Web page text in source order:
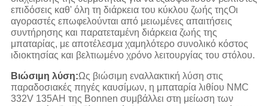
επιδόσεις καθ' όλη τη διάρκεια του κύκλου ζωής τηςΟι
αγοραστές επωφελούνται από μειωμένες απαιτήσεις
συντήρησης και παρατεταμένη διάρκεια ζωής της
μπαταρίας, με αποτέλεσμα χαμηλότερο συνολικό κόστος
ιδιοκτησίας και βελτιωμένο χρόνο λειτουργίας του στόλου.
Βιώσιμη λύση:Ως βιώσιμη εναλλακτική λύση στις
παραδοσιακές πηγές καυσίμων, η μπαταρία λιθίου NMC
332V 135AH της Bonnen συμβάλλει στη μείωση των